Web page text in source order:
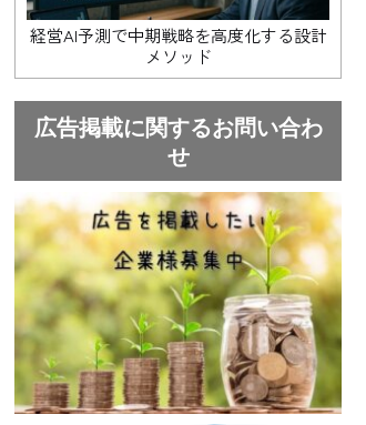
経営AI予測で中期戦略を高度化する設計
メソッド
広告掲載に関するお問い合わ
せ